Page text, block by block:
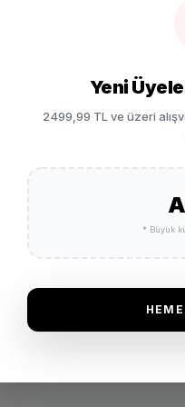
Yeni
2499,99 TL ve üzeri
* Büyük